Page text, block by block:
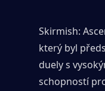
Skirmish:
který byl
duely s
schopností